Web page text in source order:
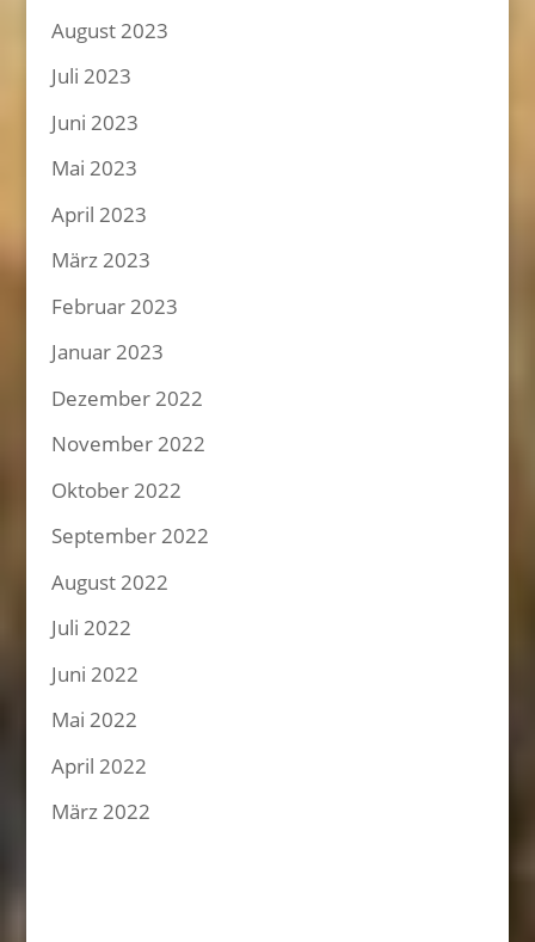
August 2023
Juli 2023
Juni 2023
Mai 2023
April 2023
März 2023
Februar 2023
Januar 2023
Dezember 2022
November 2022
Oktober 2022
September 2022
August 2022
Juli 2022
Juni 2022
Mai 2022
April 2022
März 2022